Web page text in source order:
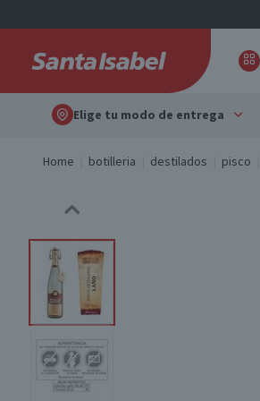
Elige tu modo de entrega
Home botilleria destilados pisco